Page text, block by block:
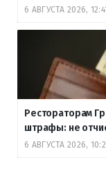
6 АВГУСТА 2026, 12:41
Рестораторам
штрафы: не
6 АВГУСТА 2026,